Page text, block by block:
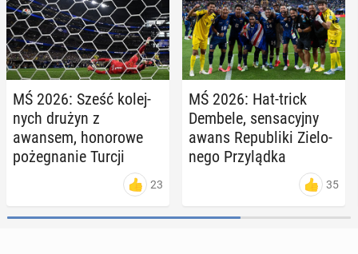
MŚ 2026: Sześć ko­lej­
nych drużyn z
awansem, ho­no­ro­we
po­że­gna­nie Turcji
23
MŚ 2026: Hat-trick
Dembele, sen­sa­cyj­ny
awans Re­pu­bli­ki Zie­lo­
ne­go Przy­ląd­ka
35